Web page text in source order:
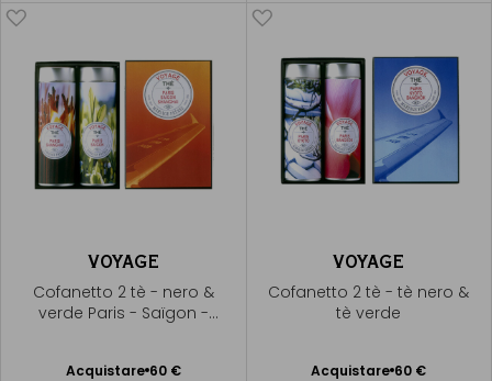
VOYAGE
Cofanetto 2 tè - nero &
verde Paris - Saïgon -
Acquistare 60 €
VOYAGE
Cofanetto 2 tè - tè nero &
tè verde
Acquistare 60 €